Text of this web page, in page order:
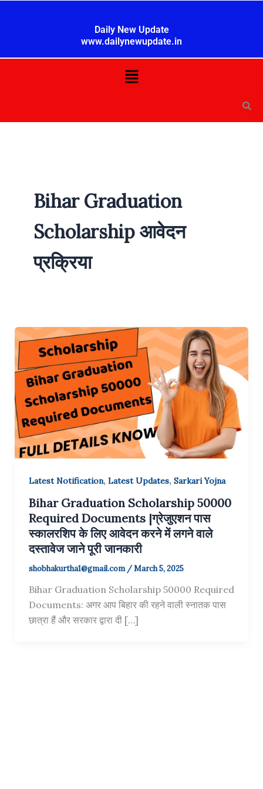
Daily New Update
www.dailynewupdate.in
Menu
Bihar Graduation
Scholarship आवेदन
प्रक्रिया
Latest Notification, Latest Updates, Sarkari Yojna
Bihar Graduation Scholarship 50000
Required Documents |ग्रेजुएशन पास
स्कालरशिप के लिए आवेदन करने में लगने वाले
दस्तावेज जाने पूरी जानकारी
shobhakurtha1@gmail.com /March 5, 2025
Bihar Graduation Scholarship 50000 Required
Documents: अगर आप बिहार की रहने वाली स्नातक पास
छात्रा हैं और सरकार द्वारा दी […]